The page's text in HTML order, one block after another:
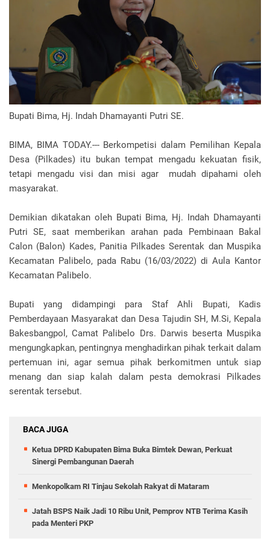
Bupati Bima, Hj. Indah Dhamayanti Putri SE.
BIMA, BIMA TODAY.--- Berkompetisi dalam Pemilihan Kepala
Desa (Pilkades) itu bukan tempat mengadu kekuatan fisik,
tetapi mengadu visi dan misi agar mudah dipahami oleh
masyarakat.
Demikian dikatakan oleh Bupati Bima, Hj. Indah Dhamayanti
Putri SE, saat memberikan arahan pada Pembinaan Bakal
Calon (Balon) Kades, Panitia Pilkades Serentak dan Muspika
Kecamatan Palibelo, pada Rabu (16/03/2022) di Aula Kantor
Kecamatan Palibelo.
Bupati yang didampingi para Staf Ahli Bupati, Kadis
Pemberdayaan Masyarakat dan Desa Tajudin SH, M.Si, Kepala
Bakesbangpol, Camat Palibelo Drs. Darwis beserta Muspika
mengungkapkan, pentingnya menghadirkan pihak terkait dalam
pertemuan ini, agar semua pihak berkomitmen untuk siap
menang dan siap kalah dalam pesta demokrasi Pilkades
serentak tersebut.
BACA JUGA
Ketua DPRD Kabupaten Bima Buka Bimtek Dewan, Perkuat
Sinergi Pembangunan Daerah
Menkopolkam RI Tinjau Sekolah Rakyat di Mataram
Jatah BSPS Naik Jadi 10 Ribu Unit, Pemprov NTB Terima Kasih
pada Menteri PKP